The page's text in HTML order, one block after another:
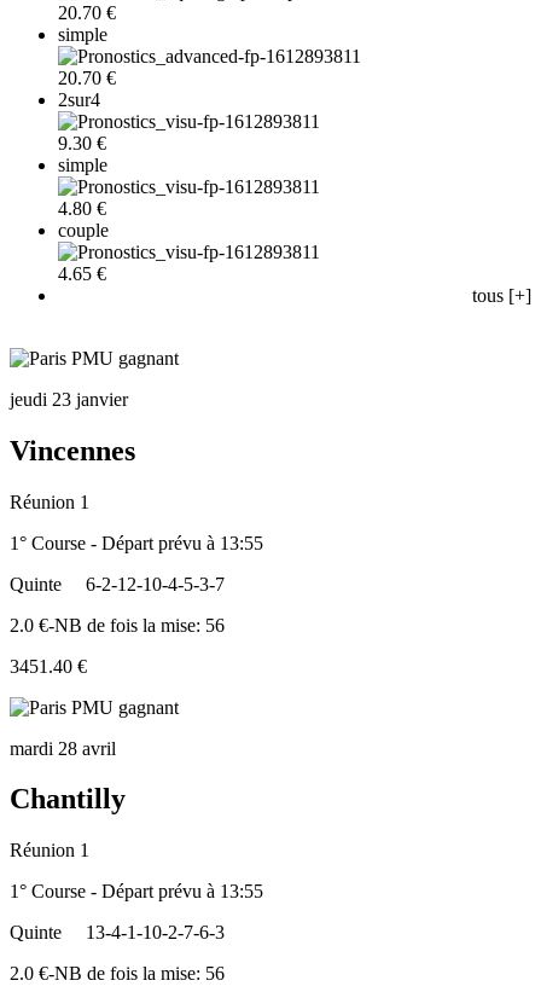
20.70 €
simple
20.70 €
2sur4
9.30 €
simple
4.80 €
couple
4.65 €
tous [+]
jeudi 23 janvier
Vincennes
Réunion 1
1° Course - Départ prévu à 13:55
Quinte
6-2-12-10-4-5-3-7
2.0 €-NB de fois la mise: 56
3451.40 €
mardi 28 avril
Chantilly
Réunion 1
1° Course - Départ prévu à 13:55
Quinte
13-4-1-10-2-7-6-3
2.0 €-NB de fois la mise: 56